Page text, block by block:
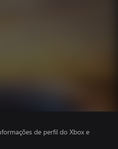
de perfil do Xbox e